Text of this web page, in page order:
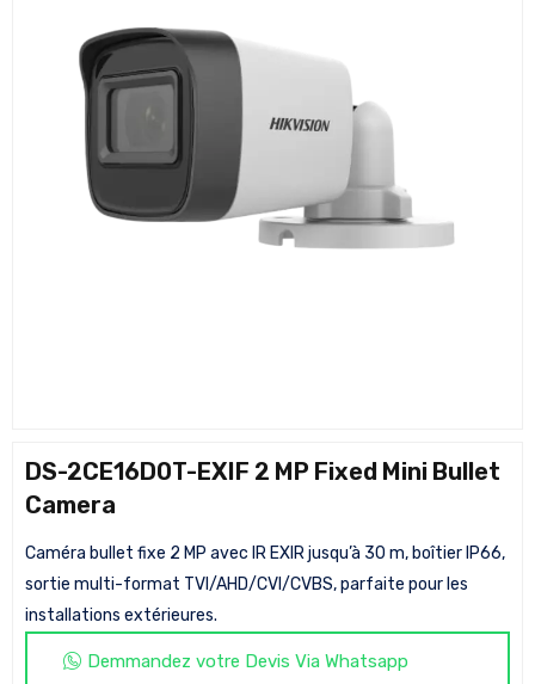
DS-2CE16D0T-EXIF 2 MP Fixed Mini Bullet
Camera
Caméra bullet fixe 2 MP avec IR EXIR jusqu’à 30 m, boîtier IP66,
sortie multi-format TVI/AHD/CVI/CVBS, parfaite pour les
installations extérieures.
Demmandez votre Devis Via Whatsapp